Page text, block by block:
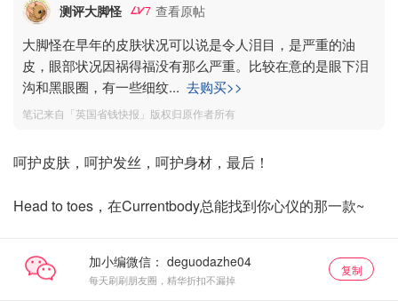
测评大脚怪 7 查看原帖
大脚怪在早年的皮肤状况可以说是令人泪目，是严重的油
皮，眼部状况因祸得福没有那么严重。比较在意的是眼下泪
沟和黑眼圈，有一些细纹... 去购买>>
笔记来自「英国省钱快报」版权归原作者所有
呵护皮肤，呵护发丝，呵护身材，最后！
Head to toes，在Currentbody总能找到你心仪的那一款~
加小编微信：
每天刷刷朋友圈，精华折扣不漏掉
复制